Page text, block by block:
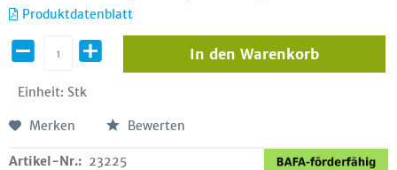
Produktdatenblatt
Einheit: Stk
In den Warenkorb
Merken Bewerten
Artikel-Nr.: 23225